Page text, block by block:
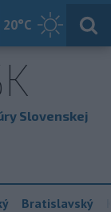
20°C
Slovensko
Slovenskej
Bratislavský